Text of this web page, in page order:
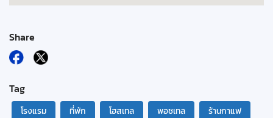
Share
Tag
โรงแรม ที่พัก โฮสเทล พอชเทล
ร้านกาแฟ